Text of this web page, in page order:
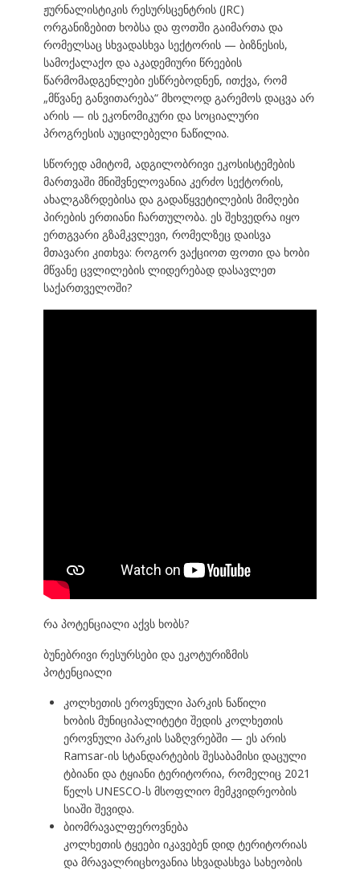
ჟურნალისტიკის რესურსცენტრის (JRC)
ორგანიზებით ხობსა და ფოთში გაიმართა და
რომელსაც სხვადასხვა სექტორის — ბიზნესის,
სამოქალაქო და აკადემიური წრეების
წარმომადგენლები ესწრებოდნენ, ითქვა, რომ
„მწვანე განვითარება“ მხოლოდ გარემოს დაცვა არ
არის — ის ეკონომიკური და სოციალური
პროგრესის აუცილებელი ნაწილია.
სწორედ ამიტომ, ადგილობრივი ეკოსისტემების
მართვაში მნიშვნელოვანია კერძო სექტორის,
ახალგაზრდებისა და გადაწყვეტილების მიმღები
პირების ერთიანი ჩართულობა. ეს შეხვედრა იყო
ერთგვარი გზამკვლევი, რომელზეც დაისვა
მთავარი კითხვა: როგორ ვაქციოთ ფოთი და ხობი
მწვანე ცვლილების ლიდერებად დასავლეთ
საქართველოში?
რა პოტენციალი აქვს ხობს?
ბუნებრივი რესურსები და ეკოტურიზმის
პოტენციალი
კოლხეთის ეროვნული პარკის ნაწილი
ხობის მუნიციპალიტეტი შედის კოლხეთის
ეროვნული პარკის საზღვრებში — ეს არის
Ramsar-ის სტანდარტების შესაბამისი დაცული
ტბიანი და ტყიანი ტერიტორია, რომელიც 2021
წელს UNESCO-ს მსოფლიო მემკვიდრეობის
სიაში შევიდა.
ბიომრავალფეროვნება
კოლხეთის ტყეები იკავებენ დიდ ტერიტორიას
და მრავალრიცხოვანია სხვადასხვა სახეობის